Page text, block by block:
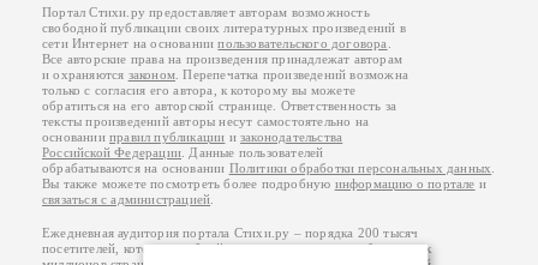
Портал Стихи.ру предоставляет авторам возможность
свободной публикации своих литературных произведений в
сети Интернет на основаниипользовательского договора
Все авторские права на произведения принадлежат авторам
и охраняются законом . Перепечатка произведений возможна
только с согласия его автора, к которому вы можете
обратиться на его авторской странице. Ответственность за
тексты произведений авторы несут самостоятельно на
основанииправил публикации изаконодательства
Российской Федерации . Данные пользователей
обрабатываются на основании Политики обработки персональных данных
Вы также можете посмотреть более подробную информацию о портале и
связаться с администрацией
Ежедневная аудитория портала Стихи.ру – порядка 200 тысяч
посетителей, которые в общей сумме просматривают более двух